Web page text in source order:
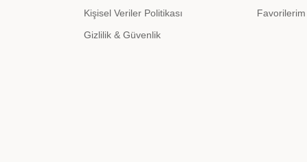
Kişisel Veriler Politikası
Gizlilik & Güvenlik
Favorilerim